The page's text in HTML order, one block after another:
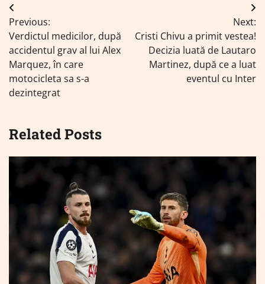
Navigare
în
articole
Previous:
Verdictul medicilor, după
accidentul grav al lui Alex
Marquez, în care
motocicleta sa s-a
dezintegrat
Next:
Cristi Chivu a primit vestea!
Decizia luată de Lautaro
Martinez, după ce a luat
eventul cu Inter
Related Posts